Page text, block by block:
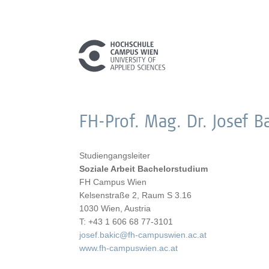
FH-Prof. Mag. Dr. Josef
Studiengangsleiter
Soziale Arbeit Bachelorstudium
FH Campus Wien
Kelsenstraße 2, Raum S 3.16
1030 Wien, Austria
T: +43 1 606 68 77-3101
josef.bakic@fh-campuswien.ac.at
www.fh-campuswien.ac.at